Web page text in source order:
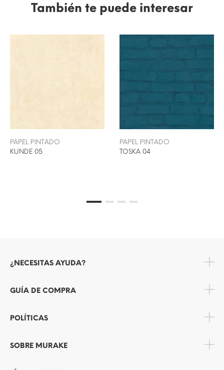
También te puede interesar
PAPEL PINTADO
KUNDE 05
PAPEL PINTADO
TOSKA 04
¿NECESITAS AYUDA?
GUÍA DE COMPRA
POLÍTICAS
SOBRE MURAKE